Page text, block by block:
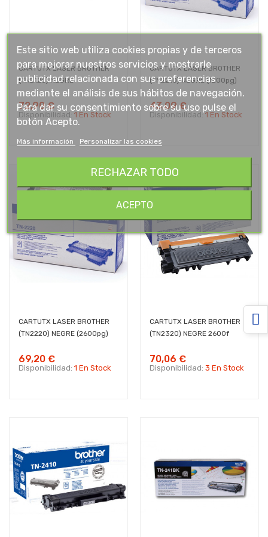
CARTUTX LASER BROTHER
(TN2120) NEGRE
72,90 €
Disponibilidad: 1 En Stock
CARTUTX LASER BROTHER
(TN2210) NEGRE (1200pg)
43,09 €
Disponibilidad:1 En Stock
CARTUTX LASER BROTHER
(TN2220) NEGRE (2600pg)
69,20 €
Disponibilidad: 1 En Stock
CARTUTX LASER BROTHER
(TN2320) NEGRE 2600f
70,06 €
Disponibilidad: 3 En Stock
Este sitio web utiliza cookies propias y de terceros
para mejorar nuestros servicios y mostrarle
publicidad relacionada con sus preferencias
mediante el análisis de sus hábitos de navegación.
Para dar su consentimiento sobre su uso pulse el
botón Acepto.
Más información Personalizar las cookies
RECHAZAR TODO
ACEPTO